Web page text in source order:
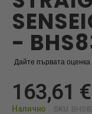
gallery
-
Дайте първата оценка
163,61
Налично SKU